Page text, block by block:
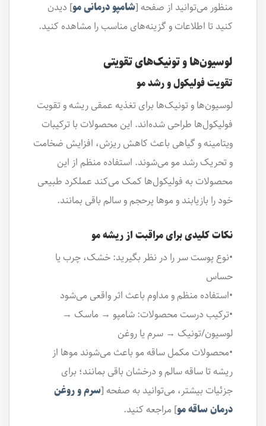
منظور می‌توانید از صفحه [شامپو درمانی مو] دیدن
کنید تا اطلاعات و گزینه‌های مناسب را مشاهده کنید.
لوسیون‌ها و تونیک‌های تقویتی
تقویت فولیکول و رشد مو
لوسیون‌ها و تونیک‌ها برای تغذیه عمقی ریشه و تقویت
فولیکول‌ها طراحی شده‌اند. این محصولات با ترکیبات
ویتامینه و گیاهی باعث کاهش ریزش، افزایش ضخامت
و تحریک رشد مو می‌شوند. استفاده منظم از این
محصولات به فولیکول‌ها کمک می‌کند عملکرد طبیعی
خود را بازیابند و موها پرحجم و سالم باقی بمانند.
نکات کلیدی برای مراقبت از ریشه مو
•نوع پوست سر را در نظر بگیرید: خشک، چرب یا
حساس
•استفاده منظم و مداوم باعث اثر واقعی می‌شود
•ترکیب درست محصولات: شامپو → ماسک →
لوسیون/تونیک → سرم یا روغن
•محصولات مکمل ساقه مو باعث می‌شوند موها از
ریشه تا ساقه سالم و درخشان باقی بمانند؛ برای
جزئیات بیشتر، می‌توانید به صفحه [سرم و روغن
درمان ساقه مو] مراجعه کنید.